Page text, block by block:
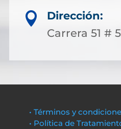

Dirección:
Carrera 51 #
• Términos y
• Política de